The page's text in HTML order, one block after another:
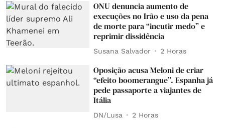
ONU denuncia aumento de
execuções no Irão e uso da pena
de morte para “incutir medo” e
reprimir dissidência
Susana Salvador 2 Horas
Oposição acusa Meloni de criar
“efeito boomerangue”. Espanha já
pede passaporte a viajantes de
Itália
DN/Lusa 2 Horas